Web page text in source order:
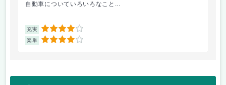
自動車についていろいろなこと...
充実 4
楽単 4